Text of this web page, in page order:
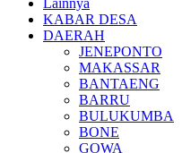
Lainnya
KABAR DESA
DAERAH
JENEPONTO
MAKASSAR
BANTAENG
BARRU
BULUKUMBA
BONE
GOWA